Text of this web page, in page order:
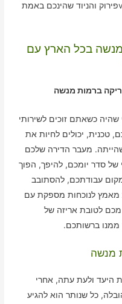
מנשה יגלה למענכם את ספק האריזה וvפירוק והניוד שהינכם באמת
מנשה בכל הארץ עם
ברמות מנשה
כשאתם זוכים לשירותי
טכנית, יכולים לחיות את
מעבר הדירה שלכם
סדר יומכם, להיפך, הפוך
עבודתכם, להסתובב
מאמץ לנוכחות מספקת עם
לטובת אריזה של
מנשה
היעד ולעת עתה, אחרי
כל שנותר הוא להגיע